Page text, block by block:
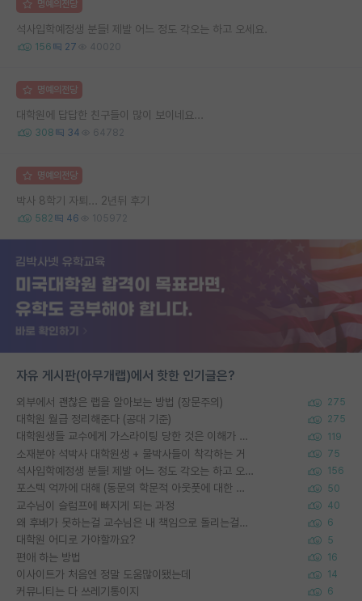
명예의전당
석사입학예정생 분들! 제발 어느 정도 각오는 하고 오세요.
156 27 40020
명예의전당
대학원에 답답한 친구들이 많이 보이네요...
308 34 64782
명예의전당
박사 8학기 자퇴... 2년뒤 후기
582 46 105972
자유 게시판(아무개랩)에서 핫한 인기글은?
외부에서 괜찮은 랩을 알아보는 방법 (장문주의) 275
대학원 월급 정리해준다 (공대 기준) 275
대학원생들 교수에게 가스라이팅 당한 것은 이해가 갑니다. 안타깝네요. 119
소재분야 석박사 대학원생 + 물박사들이 착각하는 거 75
석사입학예정생 분들! 제발 어느 정도 각오는 하고 오세요. 156
포스텍 억까에 대해 (동문의 학문적 아웃풋에 대한 반박) 50
교수님이 슬럼프에 빠지게 되는 과정 40
왜 후배가 못하는걸 교수님은 내 책임으로 돌리는걸까요? 6
대학원 어디로 가야할까요? 5
편애 하는 방법 16
이사이트가 처음엔 정말 도움많이됐는데 14
커뮤니티는 다 쓰레기통이지 6